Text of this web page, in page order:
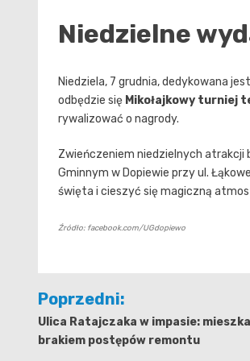
Niedzielne
Niedziela, 7 grudnia, dedykowana
odbędzie się Mikołajkowy turniej
rywalizować o nagrody.
Zwieńczeniem niedzielnych atrakcji
Gminnym w Dopiewie przy ul.
święta i cieszyć się magiczną
Źródło: facebook.com/UGdopiewo
Nawigacja
wpisu
Poprzedni:
Ulica Ratajczaka w impasie:
brakiem postępów remontu